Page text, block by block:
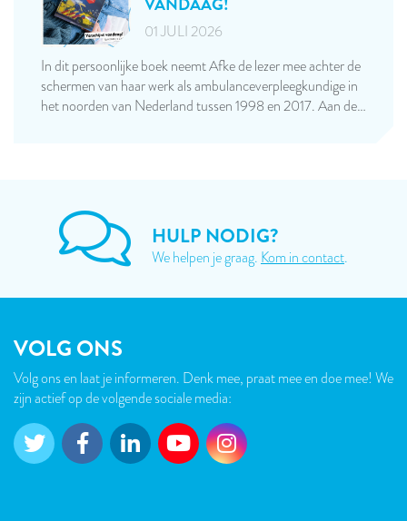
01 JULI 2026
In dit persoonlijke boek neemt Afke de lezer mee achter de
schermen van haar werk als ambulanceverpleegkundige in
het noorden van Nederland tussen 1998 en 2017. Aan de…
HULP NODIG?
We helpen je graag.Kom in contact.
VOLG ONS
Volg ons en laat je informeren. Denk mee, praat mee en doe mee! We
zijn actief op de volgende sociale media: